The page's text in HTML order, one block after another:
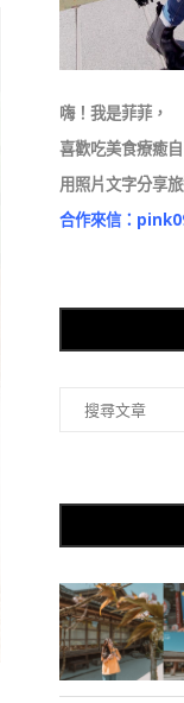
嗨！我是菲菲，
喜歡吃美食療癒自
用照片文字分享
合作來信：